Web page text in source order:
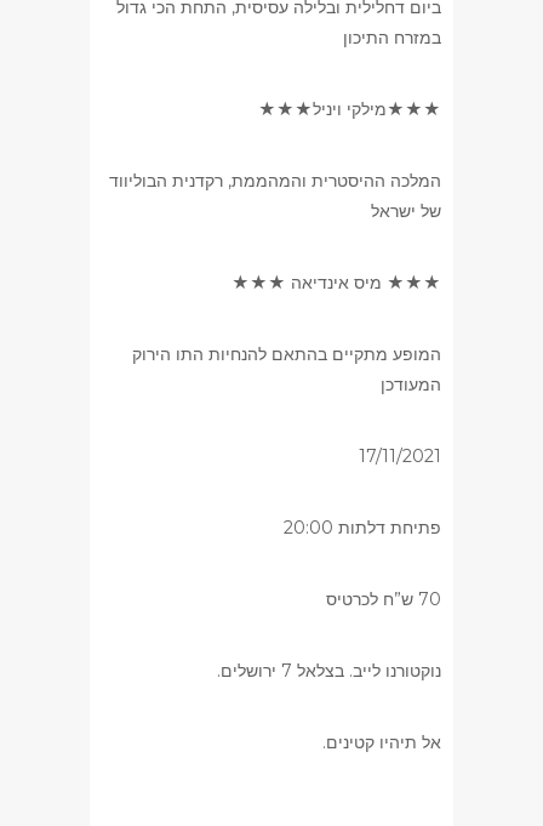
ביום דחלילית ובלילה עסיסית, התחת הכי גדול
במזרח התיכון
★★★מילקי ויניל★★★
המלכה ההיסטרית והמהממת, רקדנית הבוליווד
של ישראל
★★★ מיס אינדיאה ★★★
המופע מתקיים בהתאם להנחיות התו הירוק
המעודכן
17/11/2021
פתיחת דלתות 20:00
70 ש”ח לכרטיס
נוקטורנו לייב. בצלאל 7 ירושלים.
אל תיהיו קטינים.